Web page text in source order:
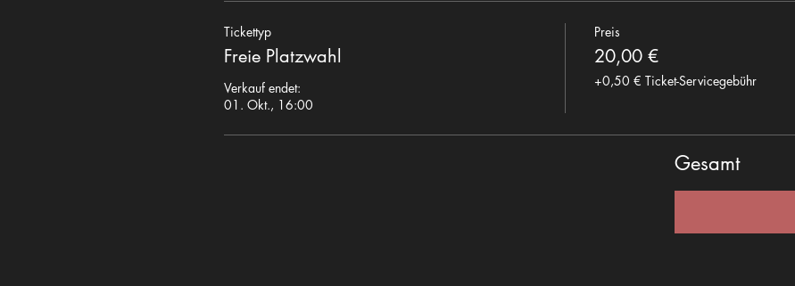
Tickettyp
Freie Platzwahl
Verkauf endet:
01. Okt., 16:00
Preis
20,00 €
+0,50 € Ticket-Servicegebühr
Gesamt